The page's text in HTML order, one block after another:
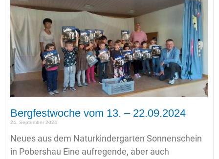
Bergfestwoche vom 13. – 22.09.2024
24. September 2024
Neues aus dem Naturkindergarten Sonnenschein
in Pobershau Eine aufregende, aber auch